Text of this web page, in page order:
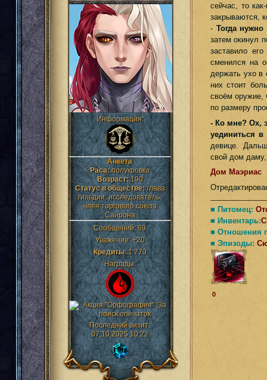
Информация:
Анкета
Раса:полукровка
Возраст:190
Статус в обществе:глава
гильдии, исследователь,
член торгового союза
Сайрона
Сообщений:69
Уважение: +20
Кредиты:1 770
Награды:
Последний визит:
07.10.2025 10:22
сейчас, то
закрываются,
- Тогда
затем окинул
заставило
сменился на
держать ухо в
них стоит
своём оружие,
по размеру
- Ко мне? Ох,
уединиться
девице.
свой дом
Дом Маэриас
■ Питомец:
■ Инвентарь:
■ Отношения
■ Эпизоды:
0